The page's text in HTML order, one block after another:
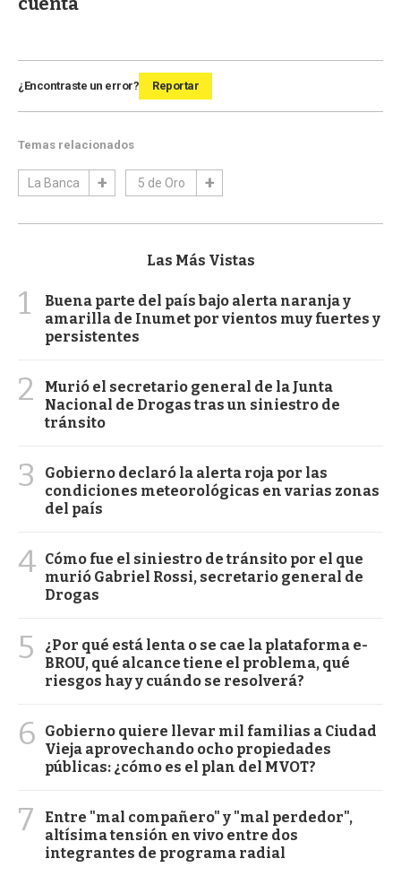
¿Encontraste un error? Reportar
Temas relacionados
La Banca 5 de Oro
Las Más Vistas
1
Buena parte del país bajo alerta naranja y
amarilla de Inumet por vientos muy fuertes y
persistentes
2
Murió el secretario general de la Junta
Nacional de Drogas tras un siniestro de
tránsito
3
Gobierno declaró la alerta roja por las
condiciones meteorológicas en varias zonas
del país
4 Cómo fue el siniestro de tránsito por el que
murió Gabriel Rossi, secretario general de
Drogas
5
¿Por qué está lenta o se cae la plataforma e-
BROU, qué alcance tiene el problema, qué
riesgos hay y cuándo se resolverá?
6
Gobierno quiere llevar mil familias a Ciudad
Vieja aprovechando ocho propiedades
públicas: ¿cómo es el plan del MVOT?
7
Entre "mal compañero" y "mal perdedor",
altísima tensión en vivo entre dos
integrantes de programa radial